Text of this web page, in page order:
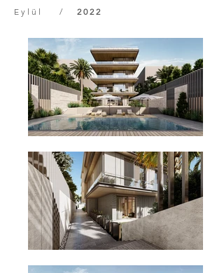
Eylül / 2022